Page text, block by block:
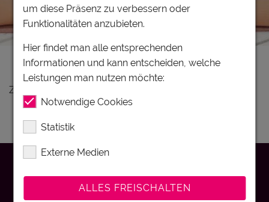
Filter
Karte
Ferienunterkünfte Böhmerwald
Zu Ihrer Anfrage gibt es keine Treffer.
um diese Präsenz zu verbessern oder
Funktionalitäten anzubieten.
Hier findet man alle entsprechenden
Informationen und kann entscheiden, welche
Leistungen man nutzen möchte:
Notwendige Cookies
Statistik
Externe Medien
ALLES FREISCHALTEN